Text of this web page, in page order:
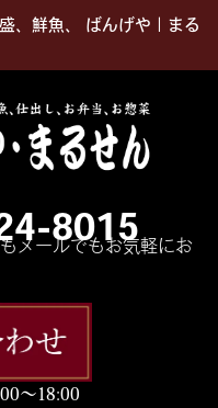
、鮮魚、 ばんげや｜まる
8015
メールでもお気軽にお
〜18:00